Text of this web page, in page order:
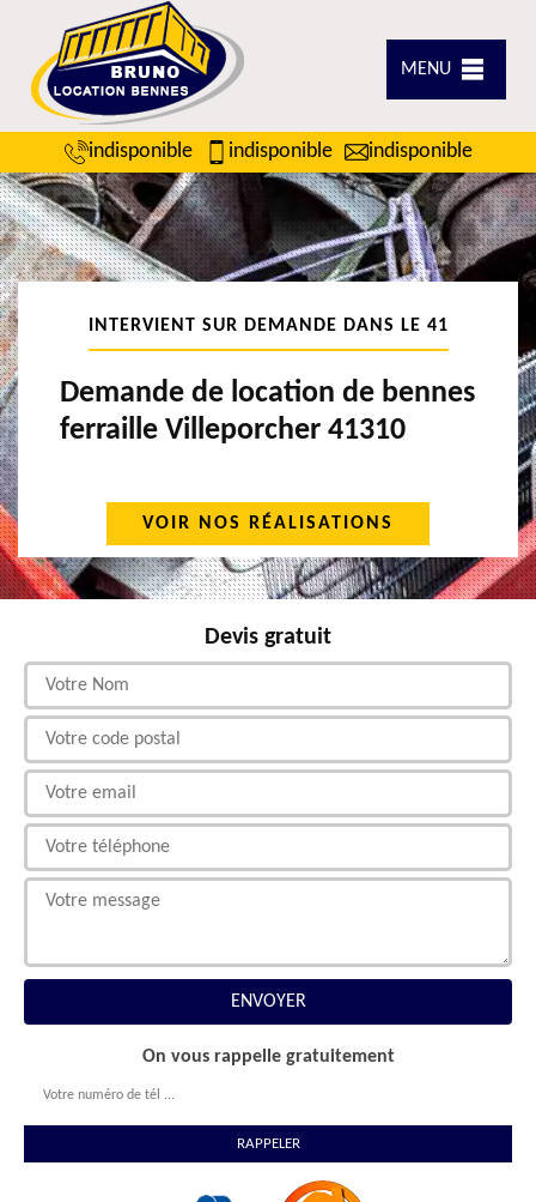
MENU
indisponible indisponible indisponible
INTERVIENT SUR DEMANDE DANS LE 41
Demande de location de bennes
ferraille Villeporcher 41310
VOIR NOS RÉALISATIONS
Devis gratuit
On vous rappelle gratuitement